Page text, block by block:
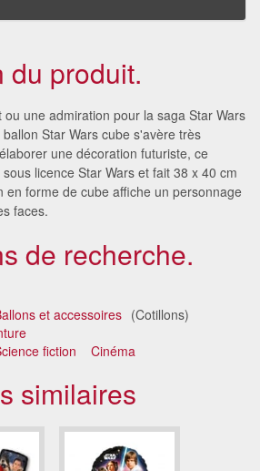
du produit.
une admiration pour la saga Star Wars
Star Wars cube s'avère très
une décoration futuriste, ce
licence Star Wars et fait 38 x 40 cm
en forme de cube affiche un personnage
faces.
de recherche.
et accessoires (Cotillons)
fiction
Cinéma
similaires